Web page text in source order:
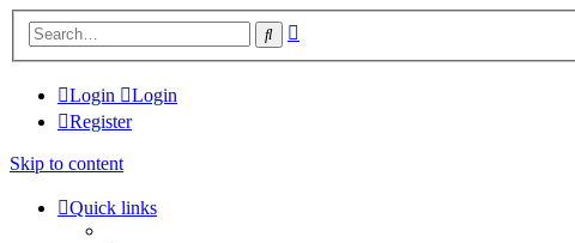
Search
Login
Login
Register
Skip to content
Quick links